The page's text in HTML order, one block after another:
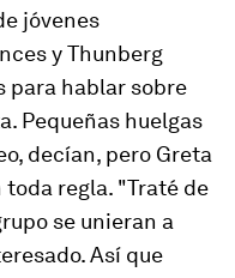
jóvenes
y Thunberg
para hablar sobre
Pequeñas huelgas
decían, pero Greta
regla. "Traté de
se unieran a
Así que